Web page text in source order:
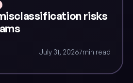
risks
July 31, 20267min read